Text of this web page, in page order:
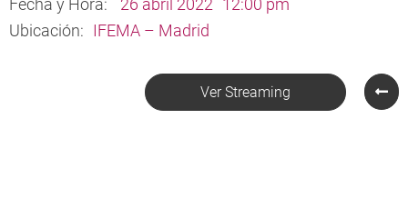
Fecha y Hora: 26 abril 2022 12:00 pm
Ubicación: IFEMA – Madrid
Ver Streaming